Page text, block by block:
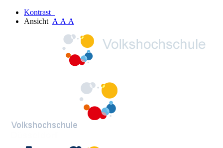
Kontrast
Ansicht A A A